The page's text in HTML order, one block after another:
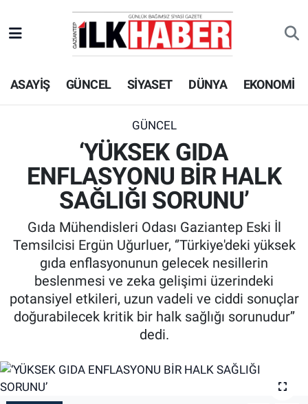
ASAYİŞ GÜNCEL SİYASET DÜNYA EKONOMİ
GÜNCEL
‘YÜKSEK GIDA
ENFLASYONU BİR HALK
SAĞLIĞI SORUNU’
Gıda Mühendisleri Odası Gaziantep Eski İl
Temsilcisi Ergün Uğurluer, ‘’Türkiye'deki yüksek
gıda enflasyonunun gelecek nesillerin
beslenmesi ve zeka gelişimi üzerindeki
potansiyel etkileri, uzun vadeli ve ciddi sonuçlar
doğurabilecek kritik bir halk sağlığı sorunudur’’
dedi.
EKONOMİ
SİYASET
TEKNOLOJİ
ASAYİŞ
EĞİTİM
KÜLTÜR - SANAT
Beyoğlu Hava Durumu
Beyoğlu Trafik Yoğunluk Haritası
Süper Lig Puan Durumu ve Fikstür
Tüm Manşetler
Son Dakika Haberleri
Haber Arşivi